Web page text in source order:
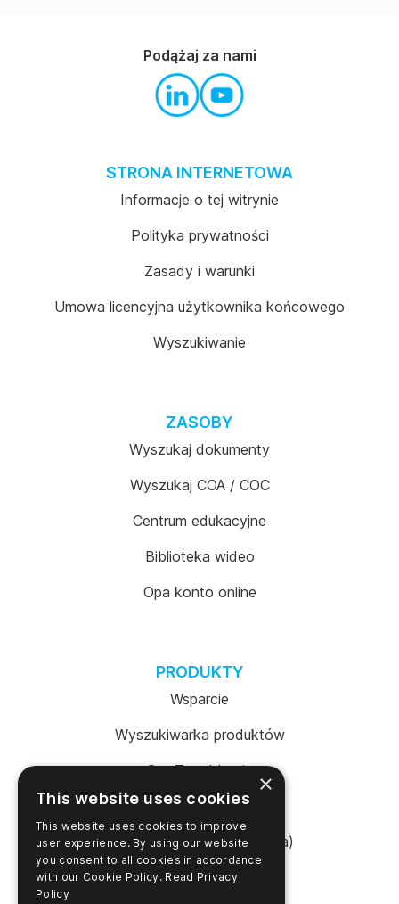
STRONA INTERNETOWA
Informacje o tej witrynie
Polityka prywatności
Zasady i warunki
Umowa licencyjna użytkownika końcowego
Wyszukiwanie
ZASOBY
Wyszukaj dokumenty
Wyszukaj COA / COC
Centrum edukacyjne
Biblioteka wideo
Opa konto online
PRODUKTY
Wsparcie
Wyszukiwarka produktów
SureTrend Login
Sklep internetowy (USA)
Sklep internetowy (Australia)
Podążaj za nami
×
This website uses cookies
This website uses cookies to improve
user experience. By using our website
you consent to all cookies in accordance
with our Cookie Policy. Read Privacy
Policy